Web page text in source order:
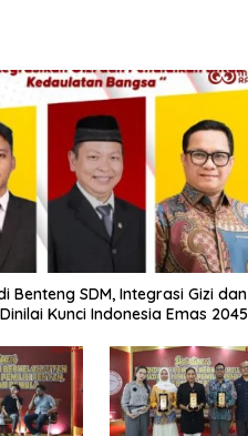
Benteng SDM, Integrasi Gizi dan
Kunci Indonesia Emas 2045